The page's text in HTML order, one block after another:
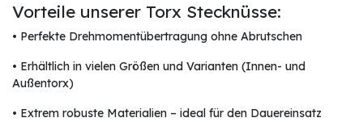
Vorteile unserer Torx Stecknüsse:
• Perfekte Drehmomentübertragung ohne Abrutschen
• Erhältlich in vielen Größen und Varianten (Innen- und
Außentorx)
• Extrem robuste Materialien – ideal für den Dauereinsatz